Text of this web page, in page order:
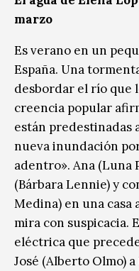
marzo
Es verano en un
España. Una
desbordar el río que
creencia popular
están predestinadas
nueva inundación
adentro». Ana (Luna
(Bárbara Lennie) y
Medina) en una casa
mira con suspicacia.
eléctrica que
José (Alberto Olmo)